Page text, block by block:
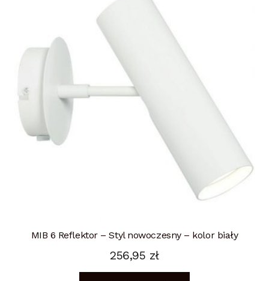
MIB 6 Reflektor – Styl nowoczesny – kolor biały
256,95 zł